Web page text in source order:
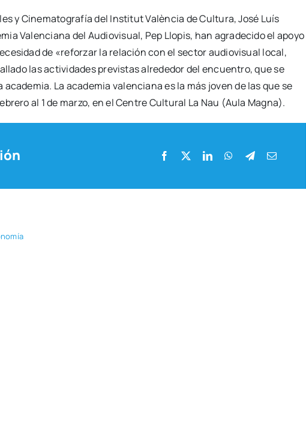
y Cine­ma­to­gra­fía del Ins­ti­tut Valèn­cia de Cul­tu­ra, José Luís
Valen­cia­na del Audio­vi­sual, Pep Llo­pis, han agra­de­ci­do el apo­yo
de «refor­zar la rela­ción con el sec­tor audio­vi­sual local,
las acti­vi­da­des pre­vis­tas alre­de­dor del encuen­tro, que se
La aca­de­mia valen­cia­na es la más joven de las que se
al 1 de mar­zo, en el Cen­tre Cul­tu­ral La Nau (Aula Mag­na).